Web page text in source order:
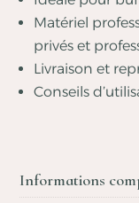
Matériel
privés et
Livraison et
Conseils
Informations